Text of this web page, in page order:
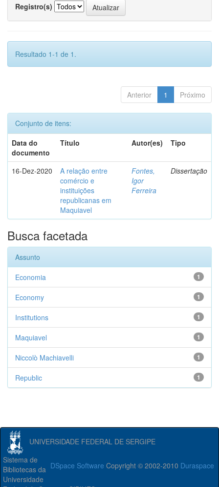
Registro(s)
Resultado 1-1 de 1.
Anterior 1 Próximo
Conjunto de itens:
Data do
documento
Título Autor(es) Tipo
16-Dez-2020
A relação entre
comércio e
instituições
republicanas em
Maquiavel
Fontes,
Igor
Ferreira
Dissertação
Busca facetada
Assunto
1
Economia
1
Economy
1
Institutions
1
Maquiavel
1
Niccolò Machiavelli
1
Republic
UNIVERSIDADE FEDERAL DE SERGIPE
DSpace Software Copyright © 2002-2010 Duraspace
Sistema de
Bibliotecas da
Universidade